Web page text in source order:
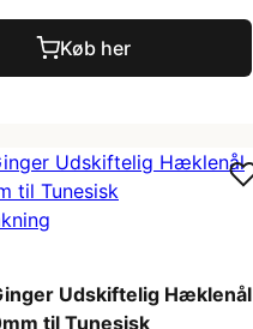
Køb her
Udskiftelig Hæklenål
til Tunesisk